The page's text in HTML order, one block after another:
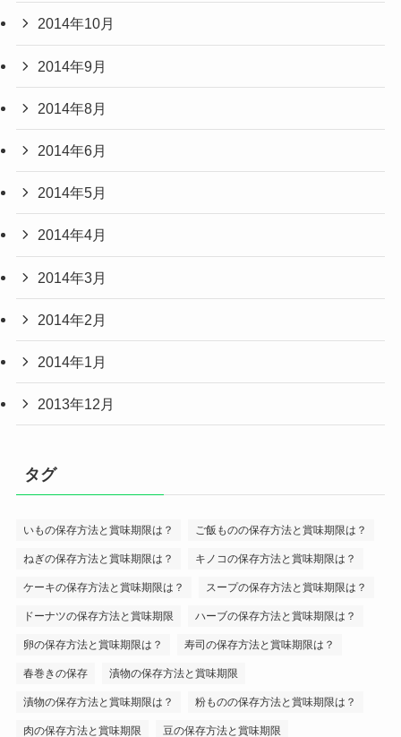
2014年10月
2014年9月
2014年8月
2014年6月
2014年5月
2014年4月
2014年3月
2014年2月
2014年1月
2013年12月
タグ
いもの保存方法と賞味期限は？ ご飯ものの保存方法と賞味期限は？
ねぎの保存方法と賞味期限は？ キノコの保存方法と賞味期限は？
ケーキの保存方法と賞味期限は？ スープの保存方法と賞味期限は？
ドーナツの保存方法と賞味期限 ハーブの保存方法と賞味期限は？
卵の保存方法と賞味期限は？ 寿司の保存方法と賞味期限は？
春巻きの保存 漬物の保存方法と賞味期限
漬物の保存方法と賞味期限は？ 粉ものの保存方法と賞味期限は？
肉の保存方法と賞味期限 豆の保存方法と賞味期限